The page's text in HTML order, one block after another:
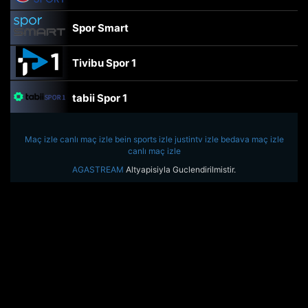
Spor Smart
Tivibu Spor 1
tabii Spor 1
TRT Spor
beIN Sports Haber
Maç izle canlı maç izle bein sports izle justintv izle bedava maç izle
canlı maç izle
AGASTREAM Altyapisiyla Guclendirilmistir.